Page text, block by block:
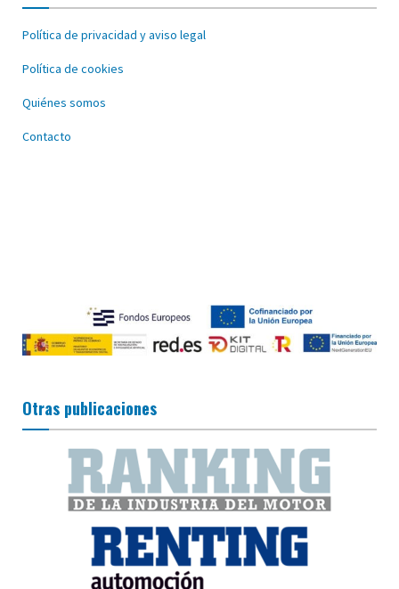
Política de privacidad y aviso legal
Política de cookies
Quiénes somos
Contacto
Otras publicaciones